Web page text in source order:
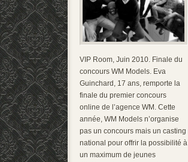
VIP Room, Juin 2010. Finale du
concours WM Models. Eva
Guinchard, 17 ans, remporte la
finale du premier concours
online de l’agence WM. Cette
année, WM Models n’organise
pas un concours mais un casting
national pour offrir la possibilité à
un maximum de jeunes